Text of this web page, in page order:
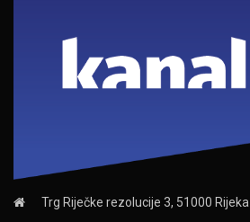
Trg Riječke rezolucije 3, 51000 Rijeka